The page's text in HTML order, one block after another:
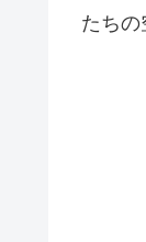
たちの